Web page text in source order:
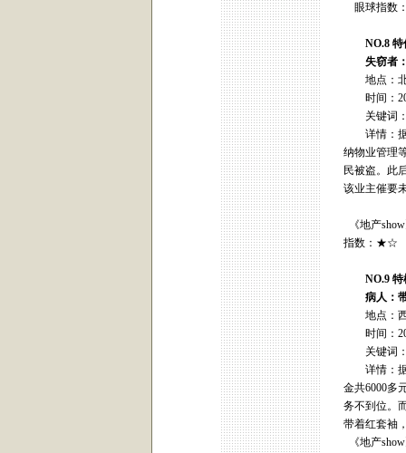
眼球指数
NO.8 特
失窃者：
地点：
时间：
关键词：
详情：据
纳物业管理
民被盗。此
该业主催要
《地产
指数：★☆
NO.9 特
病人：带
地点：
时间：
关键词：
详情：据
金共6000多
务不到位。
带着红套袖
《地产